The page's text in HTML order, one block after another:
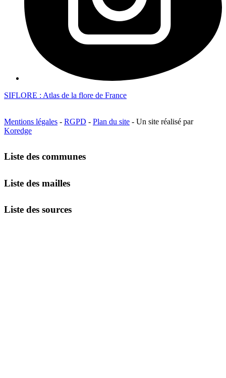
SIFLORE : Atlas de la flore de France
Mentions légales - RGPD - Plan du site - Un site réalisé par
Koredge
Liste des communes
Liste des mailles
Liste des sources